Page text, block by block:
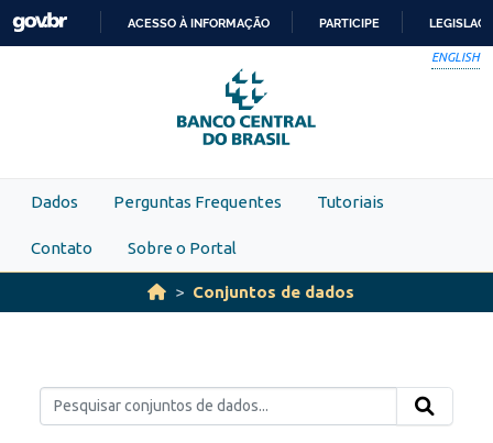
Skip to main content
PARA
O
CONTEÚDO
ACESSO À INFORMAÇÃO PARTICIPE
ENGLISH
Dados Perguntas Frequentes Tutoriais
Contato Sobre o Portal
Conjuntos de dados